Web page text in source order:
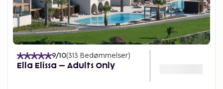
9/10(313 Bedømmelser)
Ella Elissa – Adults Only